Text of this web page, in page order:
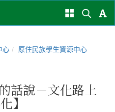
心
原住民族學生資源中心
話說－文化路上
】